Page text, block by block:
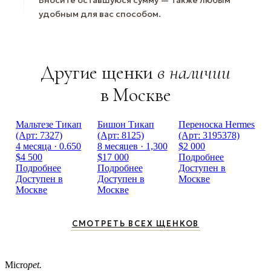
удобным для вас способом.
Другие щенки в наличии
в Москве
Мальтезе Тикап
(Арт: 7327)
4 месяца · 0.650
$4 500
Подробнее
Доступен в
Москве
Бишон Тикап
(Арт: 8125)
8 месяцев · 1,300
$17 000
Подробнее
Доступен в
Москве
Переноска Hermes
(Арт: 3195378)
$2 000
Подробнее
Доступен в
Москве
СМОТРЕТЬ ВСЕХ ЩЕНКОВ
Micropet.